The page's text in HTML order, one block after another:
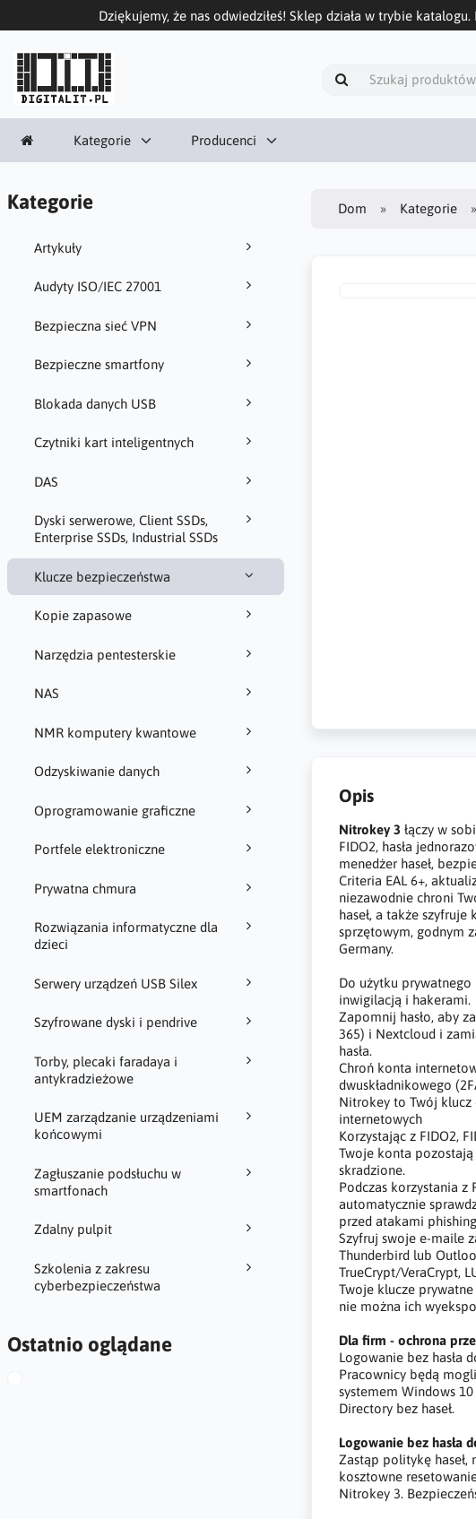
Dziękujemy, że nas odwiedziłeś! Sklep działa w trybie
Kategorie Producenci
Kategorie
Artykuły
Audyty ISO/IEC 27001
Bezpieczna sieć VPN
Bezpieczne smartfony
Blokada danych USB
Czytniki kart inteligentnych
DAS
Dyski serwerowe, Client SSDs,
Enterprise SSDs, Industrial SSDs
Klucze bezpieczeństwa
Kopie zapasowe
Narzędzia pentesterskie
NAS
NMR komputery kwantowe
Odzyskiwanie danych
Oprogramowanie graficzne
Portfele elektroniczne
Prywatna chmura
Rozwiązania informatyczne dla
dzieci
Serwery urządzeń USB Silex
Szyfrowane dyski i pendrive
Torby, plecaki faradaya i
antykradzieżowe
UEM zarządzanie urządzeniami
końcowymi
Zagłuszanie podsłuchu w
smartfonach
Zdalny pulpit
Szkolenia z zakresu
cyberbezpieczeństwa
Ostatnio oglądane
Dom Kategorie
Opis
Nitrokey 3 łączy w
FIDO2, hasła
menedżer haseł,
Criteria EAL 6+,
niezawodnie chroni
haseł, a także
sprzętowym, godnym
Germany.
Do użytku
inwigilacją i hakerami.
Zapomnij hasło, aby
365) i Nextcloud i
hasła.
Chroń konta
dwuskładnikowego
Nitrokey to Twój
internetowych
Korzystając z FIDO2,
Twoje konta pozostają
skradzione.
Podczas korzystania z
automatycznie
przed atakami
Szyfruj swoje e-maile
Thunderbird lub
TrueCrypt/VeraCrypt,
Twoje klucze
nie można ich
Dla firm - ochrona
Logowanie bez hasła
Pracownicy będą
systemem Windows
Directory bez haseł.
Logowanie bez hasła
Zastąp politykę haseł,
kosztowne
Nitrokey 3.